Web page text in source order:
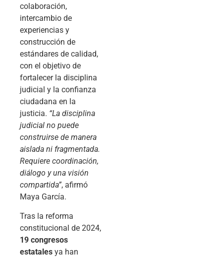
colaboración,
intercambio de
experiencias y
construcción de
estándares de calidad,
con el objetivo de
fortalecer la disciplina
judicial y la confianza
ciudadana en la
justicia. “La disciplina
judicial no puede
construirse de manera
aislada ni fragmentada.
Requiere coordinación,
diálogo y una visión
compartida”, afirmó
Maya García.
Tras la reforma
constitucional de 2024,
19 congresos
estatales ya han